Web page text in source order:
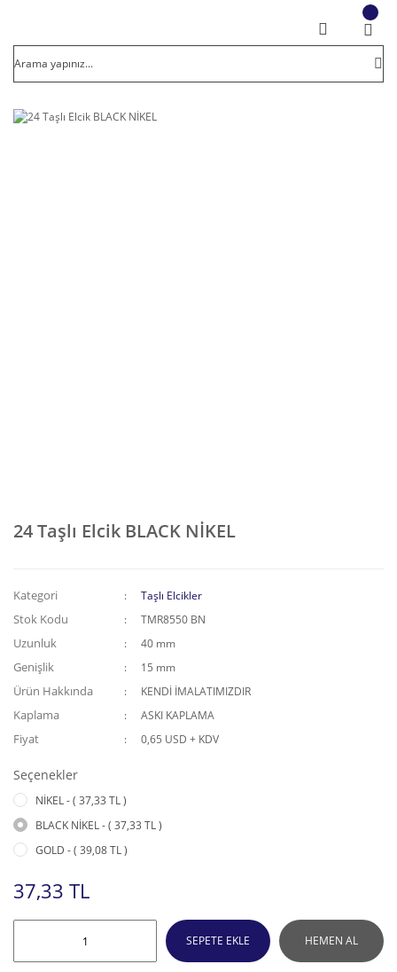
24 Taşlı Elcik BLACK NİKEL
Kategori Taşlı Elcikler
Stok Kodu TMR8550 BN
Uzunluk 40 mm
Genişlik 15 mm
Ürün Hakkında KENDİ İMALATIMIZDIR
Kaplama ASKI KAPLAMA
Fiyat 0,65 USD + KDV
Seçenekler
NİKEL - ( 37,33 TL )
BLACK NİKEL - ( 37,33 TL )
GOLD - ( 39,08 TL )
37,33 TL
SEPETE EKLE HEMEN AL